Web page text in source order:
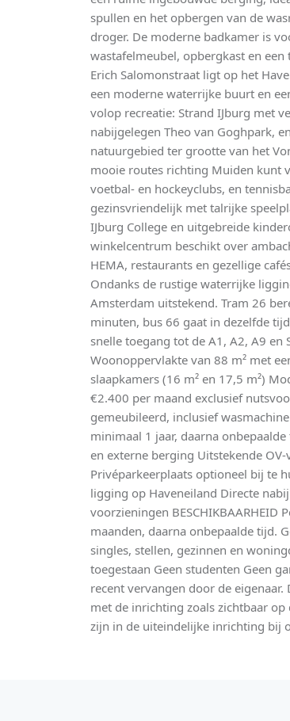
spullen en het opbergen van de
droger. De moderne badkamer is
wastafelmeubel, opbergkast en een
Erich Salomonstraat ligt op het
een moderne waterrijke buurt en
volop recreatie: Strand IJburg met
nabijgelegen Theo van Goghpark,
natuurgebied ter grootte van het
mooie routes richting Muiden kunt
voetbal- en hockeyclubs, en
gezinsvriendelijk met talrijke
IJburg College en uitgebreide
winkelcentrum beschikt over
HEMA, restaurants en gezellige
Ondanks de rustige waterrijke
Amsterdam uitstekend. Tram 26
minuten, bus 66 gaat in dezelfde
snelle toegang tot de A1, A2, A9 en
Woonoppervlakte van 88 m² met
slaapkamers (16 m² en 17,5 m²)
€2.400 per maand exclusief
gemeubileerd, inclusief
minimaal 1 jaar, daarna
en externe berging Uitstekende
Privéparkeerplaats optioneel bij te
ligging op Haveneiland Directe
voorzieningen
maanden, daarna onbepaalde tijd.
singles, stellen, gezinnen en
toegestaan Geen studenten Geen
recent vervangen door de
met de inrichting zoals zichtbaar
zijn in de uiteindelijke inrichting bij